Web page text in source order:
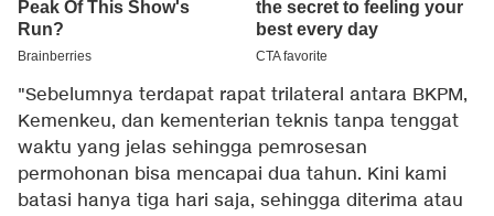
"Sebelumnya terdapat rapat trilateral antara BKPM,
Kemenkeu, dan kementerian teknis tanpa tenggat
waktu yang jelas sehingga pemrosesan
permohonan bisa mencapai dua tahun. Kini kami
batasi hanya tiga hari saja, sehingga diterima atau